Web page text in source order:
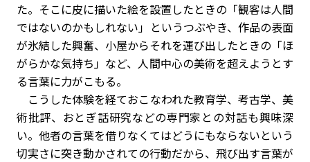
た。そこに皮に描いた絵を設置したときの「観客は人間
ではないのかもしれない」というつぶやき、作品の表面
が氷結した興奮、小屋からそれを運び出したときの「ほ
がらかな気持ち」など、人間中心の美術を超えようとす
る言葉に力がこもる。
こうした体験を経ておこなわれた教育学、考古学、美
術批評、おとぎ話研究などの専門家との対話も興味深
い。他者の言葉を借りなくてはどうにもならないという
切実さに突き動かされての行動だから、飛び出す言葉が